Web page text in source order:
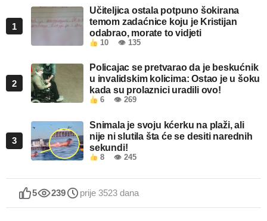
1
Učiteljica ostala potpuno šokirana
temom zadaćnice koju je Kristijan
odabrao, morate to vidjeti
10 👁 135
2
Policajac se pretvarao da je beskućnik
u invalidskim kolicima: Ostao je u šoku
kada su prolaznici uradili ovo!
6 👁 269
3
Snimala je svoju kćerku na plaži, ali
nije ni slutila šta će se desiti narednih
sekundi!
8 👁 245
5 239 prije 3523 dana